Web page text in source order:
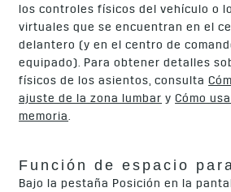
los controles físicos del vehículo o
virtuales que se encuentran en el
delantero (y en el centro de
equipado). Para obtener detalles
físicos de los asientos, consulta
ajuste de la zona lumbar yCómo
memoria.
Función de espacio
Bajo la pestaña Posición en la